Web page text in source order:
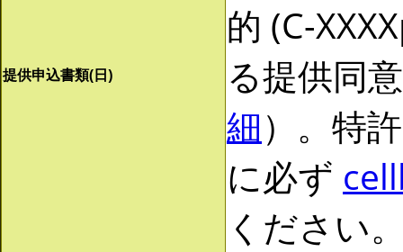
提供申込書類(日)
的 (C-
る提供同
細）。特
に必ず
ください